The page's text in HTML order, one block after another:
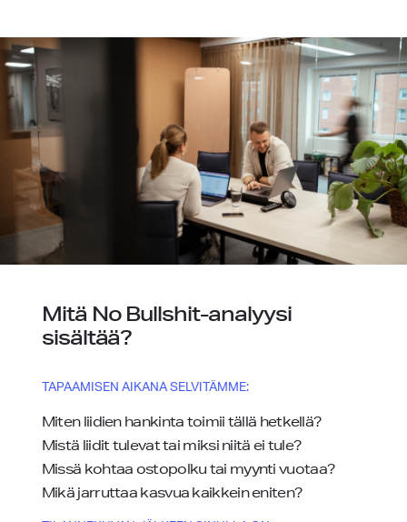
Mitä No Bullshit-analyysi
sisältää?
TAPAAMISEN AIKANA SELVITÄMME:
Miten liidien hankinta toimii tällä hetkellä?
Mistä liidit tulevat tai miksi niitä ei tule?
Missä kohtaa ostopolku tai myynti vuotaa?
Mikä jarruttaa kasvua kaikkein eniten?